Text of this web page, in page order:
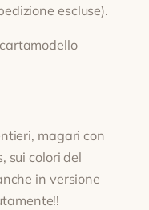
escluse).
magari con
sui colori del
in versione